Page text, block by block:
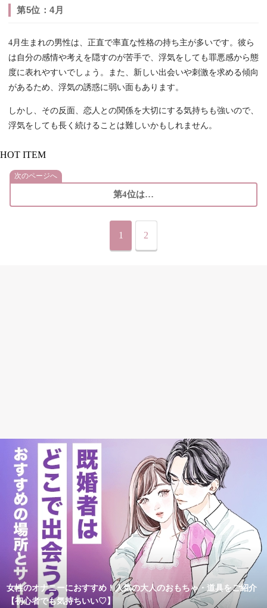
第5位：4月
4月生まれの男性は、正直で率直な性格の持ち主が多いです。彼ら
は自分の感情や考えを隠すのが苦手で、浮気をしても罪悪感から態
度に表れやすいでしょう。また、新しい出会いや刺激を求める傾向
があるため、浮気の誘惑に弱い面もあります。
しかし、その反面、恋人との関係を大切にする気持ちも強いので、
浮気をしても長く続けることは難しいかもしれません。
HOT ITEM
次のページへ
第4位は…
1 2
女性のオナニーにおすすめ！人気の大人のおもちゃ・道具をご紹介
【初心者でも気持ちいい♡】